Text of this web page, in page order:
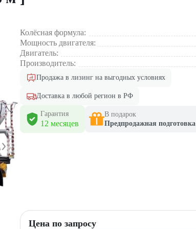
Колёсная формула:
Мощность двигателя:
Двигатель:
Производитель:
Продажа в лизинг на выгодных условиях
Доставка в любой регион в РФ
Гарантия
12 месяцев
В подарок
Предпродажная подготовка
Цена по запросу